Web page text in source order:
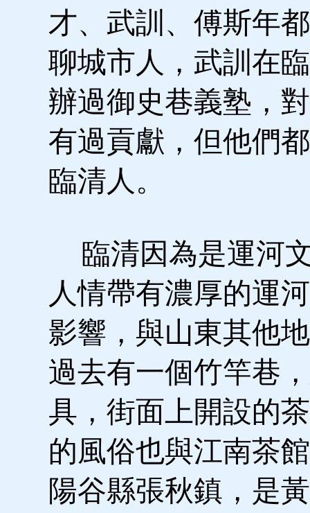
才、武訓、傅斯年
聊城市人，武訓在
辦過御史巷義塾，
有過貢獻，但他們
臨清人。
臨清因為是運河
人情帶有濃厚的運
影響，與山東其他
過去有一個竹竿巷
具，街面上開設的
的風俗也與江南茶
陽谷縣張秋鎮，是